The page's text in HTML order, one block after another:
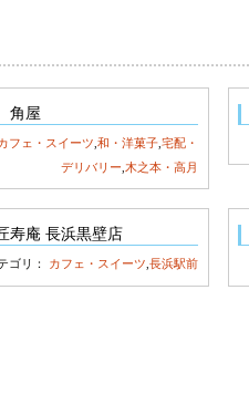
角屋
フェ・スイーツ ,和・洋菓子 ,宅配・
デリバリー ,木之本・高月
寿庵 長浜黒壁店
ゴリ： カフェ・スイーツ ,長浜駅前